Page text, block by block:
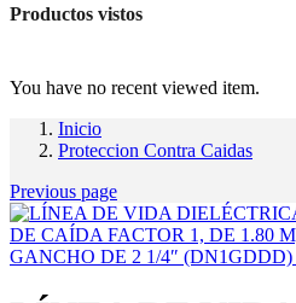
Productos vistos
You have no recent viewed item.
Inicio
Proteccion Contra Caidas
Previous page